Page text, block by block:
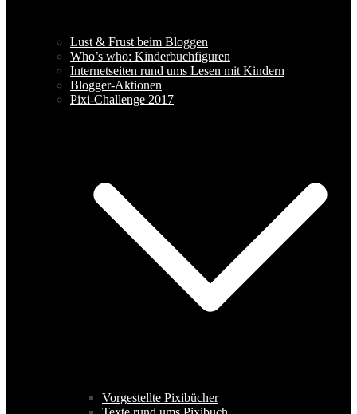
Lust & Frust beim Bloggen
Who’s who: Kinderbuchfiguren
Internetseiten rund ums Lesen mit Kindern
Blogger-Aktionen
Pixi-Challenge 2017
Vorgestellte Pixibücher